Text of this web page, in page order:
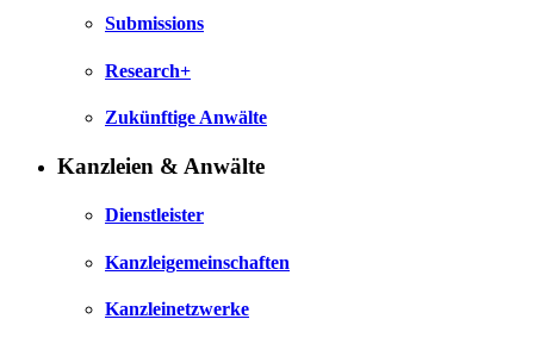
Submissions
Research+
Zukünftige Anwälte
Kanzleien & Anwälte
Dienstleister
Kanzleigemeinschaften
Kanzleinetzwerke